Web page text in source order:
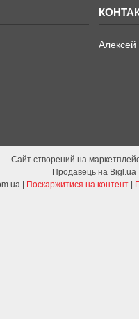
Алексей
Сайт створений на
Продавець на Bigl.ua
mobi-armor.com.ua | Поскаржитися на контент |